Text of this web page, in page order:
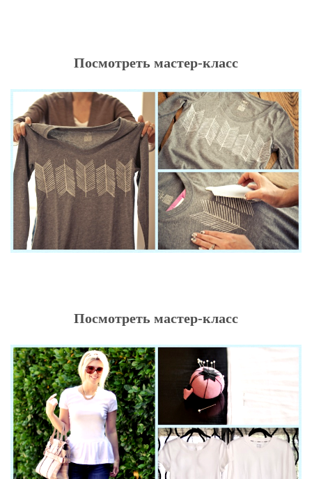
Посмотреть мастер-класс
Посмотреть мастер-класс